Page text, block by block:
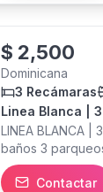
equipado Salón
estratégica a
$ 2,500
Dominicana
3 Recámaras
Linea Blanca |
LINEA BLANCA |
baños 3
calentador de
ascensores 2
Contactar